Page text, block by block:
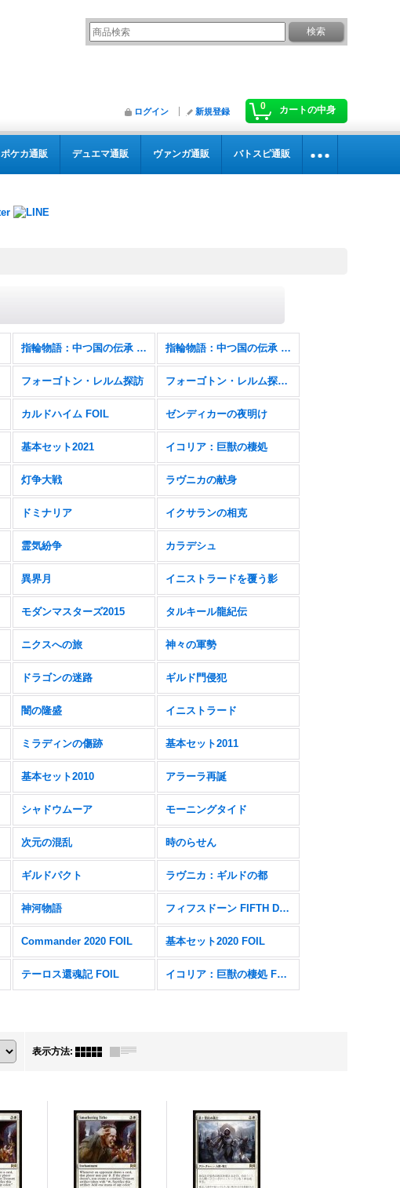
0 カートの中身
ログイン 新規登録
ポケカ通販 デュエマ通販 ヴァンガ通販 バトスピ通販
指輪物語：中つ国の伝承 ホリデーリリース 指輪物語：中つ国の伝承 ホリデーリリース FOIL
フォーゴトン・レルム探訪 フォーゴトン・レルム探訪 FOIL
カルドハイム FOIL ゼンディカーの夜明け
基本セット2021 イコリア：巨獣の棲処
灯争大戦 ラヴニカの献身
ドミナリア イクサランの相克
霊気紛争 カラデシュ
異界月 イニストラードを覆う影
モダンマスターズ2015 タルキール龍紀伝
ニクスへの旅 神々の軍勢
ドラゴンの迷路 ギルド門侵犯
闇の隆盛 イニストラード
ミラディンの傷跡 基本セット2011
基本セット2010 アラーラ再誕
シャドウムーア モーニングタイド
次元の混乱 時のらせん
ギルドパクト ラヴニカ：ギルドの都
神河物語 フィフスドーン FIFTH DAWN
Commander 2020 FOIL 基本セット2020 FOIL
テーロス還魂記 FOIL イコリア：巨獣の棲処 FOIL
表示方法: